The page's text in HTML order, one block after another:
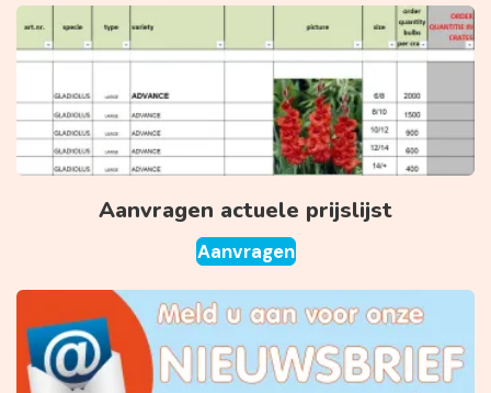
Aanvragen actuele prijslijst
Aanvragen